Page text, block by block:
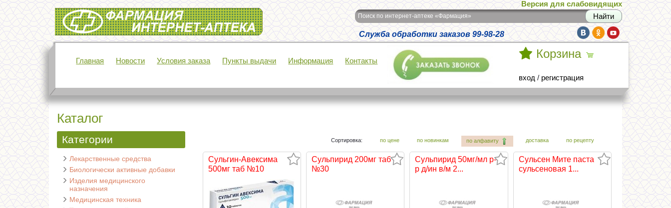
Интернет-аптека Фармация
Версия для слабовидящих
Поиск по интернет-аптеке «Фармация»
Служба обработки заказов 99-98-28
Главная Новости Условия заказа Пункты выдачи Информация Контакты
Корзина
вход / регистрация
Каталог
Категории
Лекарственные средства
Биологически активные добавки
Изделия медицинского
назначения
Медицинская техника
Сортировка: по цене по новинкам по алфавиту доставка по рецепту
Сульгин-Авексима
500мг таб №10
Сульпирид 200мг таб
№30
Сульпирид 50мг/мл р-
р д/ин в/м 2...
Сульсен Мите паста
сульсеновая 1...